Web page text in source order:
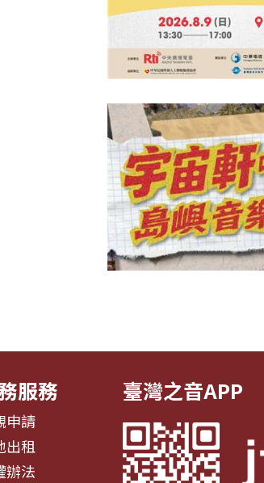
服務
申請
出租
辦法
臺灣之音APP